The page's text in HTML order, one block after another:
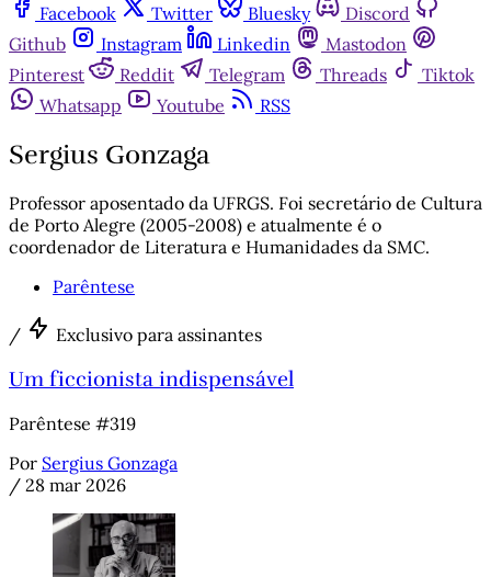
Facebook
Twitter Bluesky
Discord
Github
Instagram Linkedin
Mastodon
Pinterest
Reddit Telegram Threads
Tiktok
Whatsapp
Youtube RSS
Sergius Gonzaga
Professor aposentado da UFRGS. Foi secretário de Cultura
de Porto Alegre (2005-2008) e atualmente é o
coordenador de Literatura e Humanidades da SMC.
Parêntese
/ Exclusivo para assinantes
Um ficcionista indispensável
Parêntese #319
Por Sergius Gonzaga
/ 28 mar 2026